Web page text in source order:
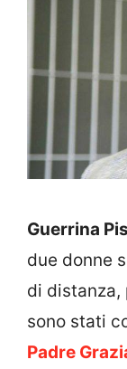
Guerrina
due donne
di distanza,
sono stati
Padre